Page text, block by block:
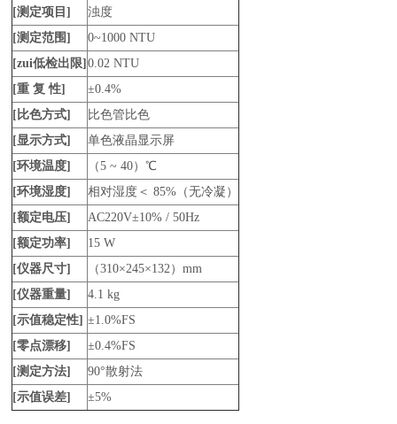
[测定项目]
浊度
[测定范围]
0~1000 NTU
[zui低检出限] 0.02 NTU
[重 复 性]
±0.4%
[比色方式]
比色管比色
[显示方式]
单色液晶显示屏
[环境温度]
（5 ~ 40）℃
[环境湿度]
相对湿度＜ 85%（无冷凝）
[额定电压]
AC220V±10% / 50Hz
[额定功率]
15 W
[仪器尺寸]
（310×245×132）mm
[仪器重量]
4.1 kg
[示值稳定性] ±1.0%FS
[零点漂移]
±0.4%FS
[测定方法]
90°散射法
[示值误差]
±5%